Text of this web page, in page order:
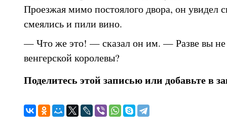
Проезжая мимо постоялого двора, он увидел
смеялись и пили вино.
— Что же это! — сказал он им. — Разве вы не
венгерской королевы?
Поделитесь этой записью или добавьте в